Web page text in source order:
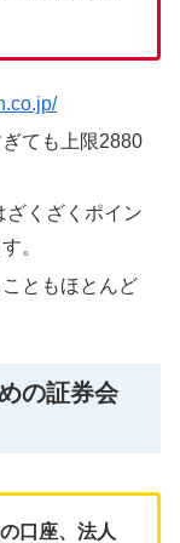
ぎても上限2880
ざくざくポイン
。
こともほとんど
の証券会
口座、法人